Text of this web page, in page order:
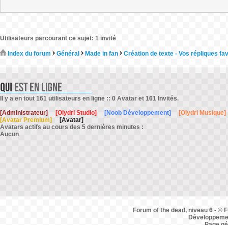
Utilisateurs parcourant ce sujet: 1 invité
Index du forum Général Made in fan Création de texte - Vos répliques
Il y a en tout 161 utilisateurs en ligne :: 0 Avatar et 161 Invités.
[Administrateur]
[Olydri Studio] [Noob Développement]
[Olydri Musique]
[Avatar Premium]
[Avatar]
Avatars actifs au cours des 5 dernières minutes :
Aucun
Forum of the dead, niveau 6 - ©